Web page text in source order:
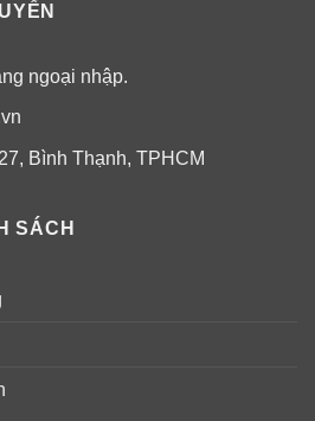
ngoại nhập.
Bình Thạnh, TPHCM
SÁCH